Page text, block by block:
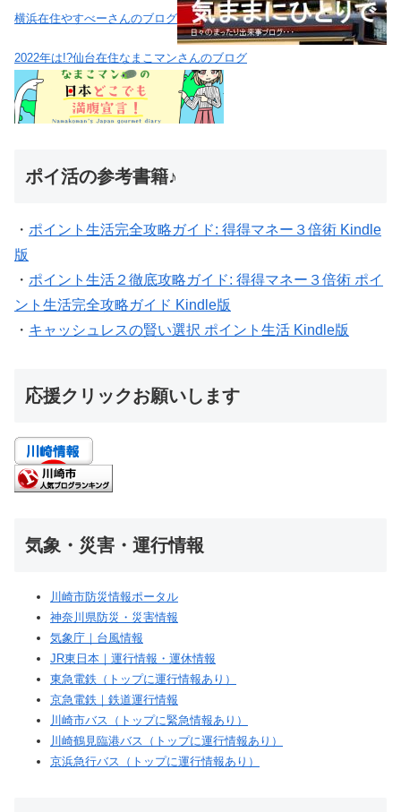
横浜在住やすべーさんのブログ
2022年は!?仙台在住なまこマンさんのブログ
ポイ活の参考書籍♪
・ ポイント生活完全攻略ガイド: 得得マネー３倍術 Kindle
版
・ ポイント生活２徹底攻略ガイド: 得得マネー３倍術 ポイ
ント生活完全攻略ガイド Kindle版
・ キャッシュレスの賢い選択 ポイント生活 Kindle版
応援クリックお願いします
気象・災害・運行情報
川崎市防災情報ポータル
神奈川県防災・災害情報
気象庁｜台風情報
JR東日本｜運行情報・運休情報
東急電鉄（トップに運行情報あり）
京急電鉄｜鉄道運行情報
川崎市バス（トップに緊急情報あり）
川崎鶴見臨港バス（トップに運行情報あり）
京浜急行バス（トップに運行情報あり）